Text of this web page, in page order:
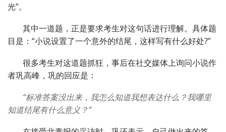
光”。
其中一道题，正是要求考生对这句话进行理解。具体题
目是：“小说设置了一个意外的结尾，这样写有什么好处?”
很多考生对这道题抓狂，事后在社交媒体上询问小说作
者巩高峰，巩的回应是：
“标准答案没出来，我怎么知道我想表达什么？我哪里
知道结尾有什么意义？”